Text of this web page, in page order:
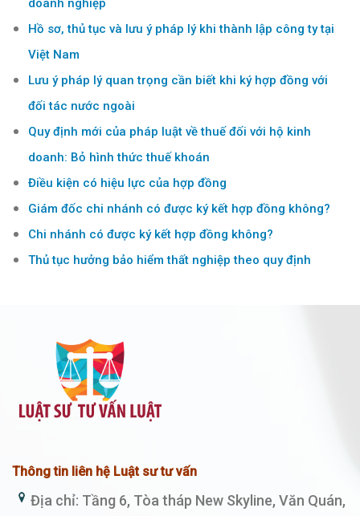
doanh nghiệp
Hồ sơ, thủ tục và lưu ý pháp lý khi thành lập công ty tại
Việt Nam
Lưu ý pháp lý quan trọng cần biết khi ký hợp đồng với
đối tác nước ngoài
Quy định mới của pháp luật về thuế đối với hộ kinh
doanh: Bỏ hình thức thuế khoán
Điều kiện có hiệu lực của hợp đồng
Giám đốc chi nhánh có được ký kết hợp đồng không?
Chi nhánh có được ký kết hợp đồng không?
Thủ tục hưởng bảo hiểm thất nghiệp theo quy định
Thông tin liên hệ Luật sư tư vấn
Địa chỉ: Tầng 6, Tòa tháp New Skyline, Văn Quán,